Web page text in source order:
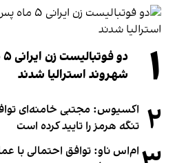
۱
شهروند استرالیا شدند
۲ اکسیوس: مجتبی خامنه‌ای
تنگه هرمز را تایید کرده است
ام‌اس ناو: توافق احتمالی با